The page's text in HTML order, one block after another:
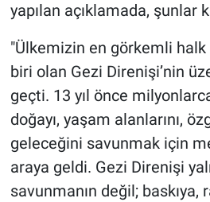
yapılan açıklamada, şunlar
"Ülkemizin en görkemli
biri olan Gezi Direnişi’nin
geçti. 13 yıl önce
doğayı, yaşam alanlarını,
geleceğini savunmak için
araya geldi. Gezi Direnişi
savunmanın değil; baskıya,